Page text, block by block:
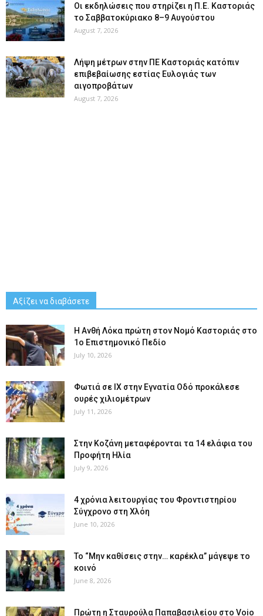
Οι εκδηλώσεις που στηρίζει η Π.Ε. Καστοριάς
το Σαββατοκύριακο 8–9 Αυγούστου
August 7, 2026
Λήψη μέτρων στην ΠΕ Καστοριάς κατόπιν
επιβεβαίωσης εστίας Ευλογιάς των
αιγοπροβάτων
August 7, 2026
Αξίζει να διαβάσετε
Η Ανθή Λόκα πρώτη στον Νομό Καστοριάς στο
1ο Επιστημονικό Πεδίο
July 10, 2026
Φωτιά σε ΙΧ στην Εγνατία Οδό προκάλεσε
ουρές χιλιομέτρων
July 11, 2026
Στην Κοζάνη μεταφέρονται τα 14 ελάφια του
Προφήτη Ηλία
July 9, 2026
4 χρόνια λειτουργίας του Φροντιστηρίου
Σύγχρονο στη Χλόη
June 10, 2026
Το “Μην καθίσεις στην… καρέκλα” μάγεψε το
κοινό
June 8, 2026
Πρώτη η Σταυρούλα Παπαβασιλείου στο Voio